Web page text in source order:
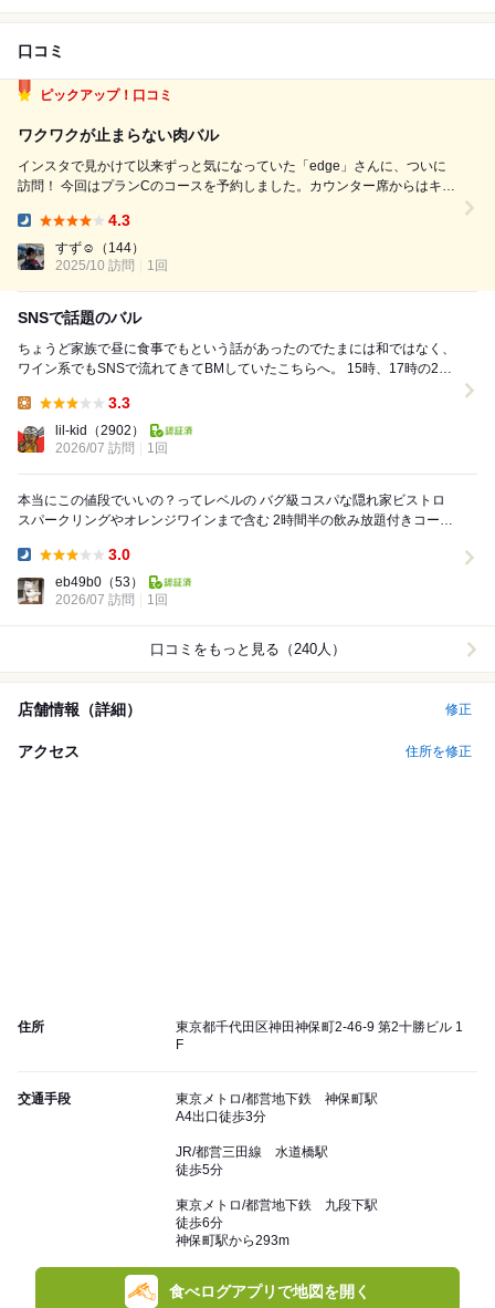
口コミ
ピックアップ！口コミ
ワクワクが止まらない肉バル
インスタで見かけて以来ずっと気になっていた「edge」さんに、ついに
訪問！ 今回はプランCのコースを予約しました。カウンター席からはキッ
るんだろう」と終始ワクワクが止まりません 目でも楽しめる素敵な時間
でした。 コース内容 ...
4.3
すず︎☺︎
（144）
2025/10 訪問
1回
SNSで話題のバル
ちょうど家族で昼に食事でもという話があったのでたまには和ではなく、
ワイン系でもSNSで流れてきてBMしていたこちらへ。 15時、17時の2回
3.3
lil-kid
（2902）
2026/07 訪問
1回
本当にこの値段でいいの？ってレベルの バグ級コスパな隠れ家ビストロ
スパークリングやオレンジワインまで含む 2時間半の飲み放題付きコース
3.0
eb49b0 （53）
2026/07 訪問
1回
口コミをもっと見る（240人）
店舗情報（詳細） 修正
アクセス 住所を修正
住所
東京都千代田区神田神保町2-46-9 第2十勝ビル 1
F
交通手段
東京メトロ/都営地下鉄 神保町駅
A4出口徒歩3分
JR/都営三田線 水道橋駅
徒歩5分
東京メトロ/都営地下鉄 九段下駅
徒歩6分
神保町駅から293m
食べログアプリで地図を開く